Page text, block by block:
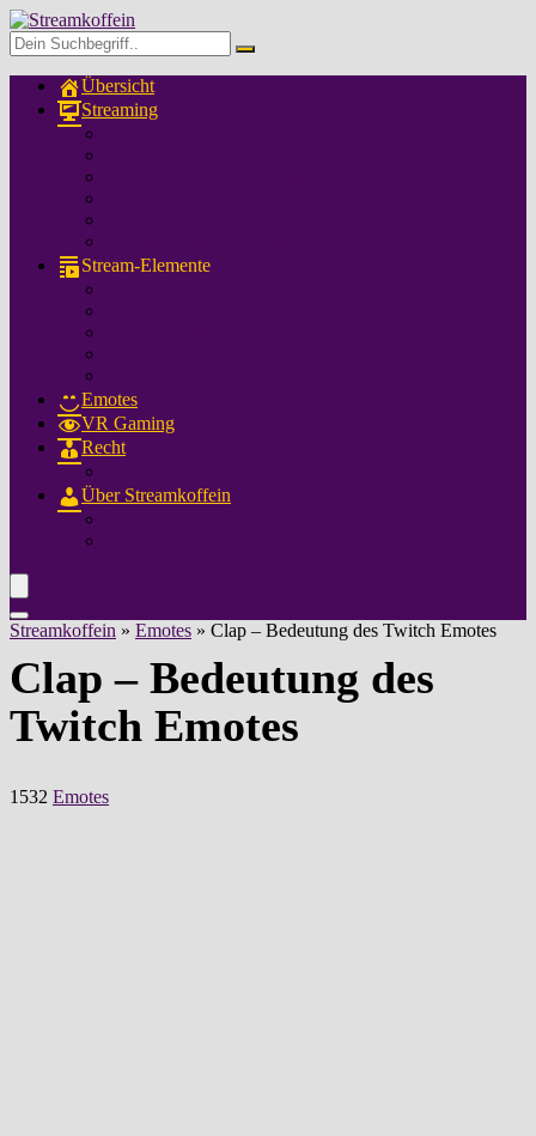
Übersicht
Streaming
Stream-Elemente
Emotes
VR Gaming
Recht
Über Streamkoffein
Streamkoffein » Emotes » Clap – Bedeutung des Twitch Emotes
Clap – Bedeutung des
Twitch Emotes
1532 Emotes